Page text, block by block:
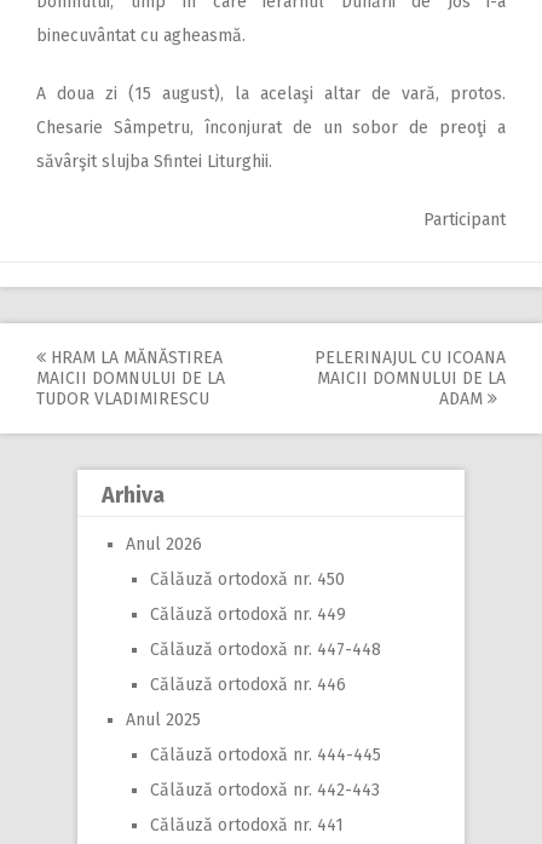
binecuvântat cu agheasmă.
A doua zi (15 august), la acelaşi altar de vară, protos.
Chesarie Sâmpetru, înconjurat de un sobor de preoţi a
săvârşit slujba Sfintei Liturghii.
Participant
Post
navigation
HRAM LA MĂNĂSTIREA
MAICII DOMNULUI DE LA
TUDOR VLADIMIRESCU
PELERINAJUL CU ICOANA
MAICII DOMNULUI DE LA
ADAM
Arhiva
Anul 2026
Călăuză ortodoxă nr. 450
Călăuză ortodoxă nr. 449
Călăuză ortodoxă nr. 447-448
Călăuză ortodoxă nr. 446
Anul 2025
Călăuză ortodoxă nr. 444-445
Călăuză ortodoxă nr. 442-443
Călăuză ortodoxă nr. 441